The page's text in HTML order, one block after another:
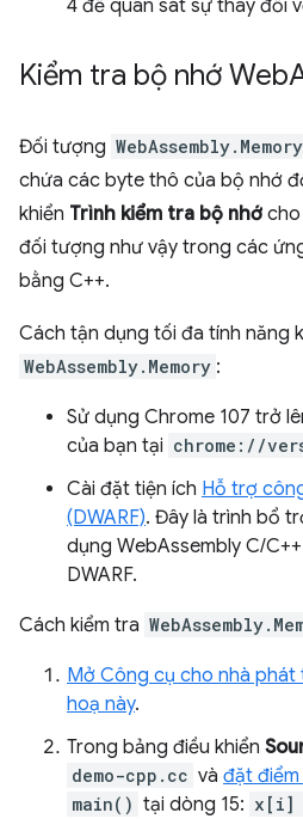
4 để quan sát sự thay đổi
Kiểm tra bộ nhớ Web
Đối tượng WebAssembly.Memory
chứa các byte thô của bộ nhớ
khiển Trình kiểm tra bộ nhớ
đối tượng như vậy trong các
bằng C++.
Cách tận dụng tối đa tính năng
WebAssembly.Memory :
Sử dụng Chrome 107 trở
của bạn tại chrome://
Cài đặt tiện ích Hỗ trợ
(DWARF). Đây là trình bổ
dụng WebAssembly C/
DWARF.
Cách kiểm tra
Mở Công cụ cho nhà phát
hoạ này.
Trong bảng điều khiển
demo-cpp.cc và đặt
main() tại dòng 15: x[i]